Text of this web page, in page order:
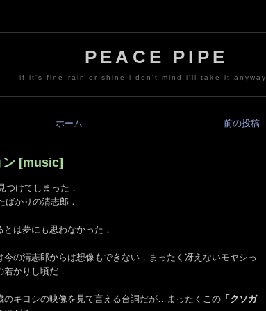
PEACE PIPE
if it's fine rain or shine i don't mind i'll take it anyway
前の投稿
ホーム
ン [music]
つけてしまった．
ばかりの清志郎．
は夢にも思わなかった．
の清志郎からは想像もできない，まったく冴えないモヤシっ
かりし頃だ．
のキヨシの映像を見て言える台詞だが…まったくこの 「クソガ